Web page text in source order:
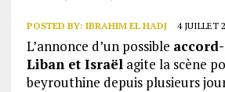
POSTED BY: IBRAHIM EL HADJ 4 JUILLET
L’annonce d’un possible
Liban et Israëlagite la scène
beyrouthine depuis plusieurs